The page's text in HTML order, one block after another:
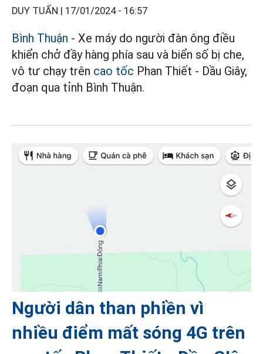
DUY TUẤN | 17/01/2024 - 16:57
Bình Thuận - Xe máy do người đàn ông điều
khiển chở đầy hàng phía sau và biển số bị che,
vô tư chạy trên cao tốc Phan Thiết - Dầu Giây,
đoạn qua tỉnh Bình Thuận.
Người dân than phiền vì
nhiều điểm mất sóng 4G trên